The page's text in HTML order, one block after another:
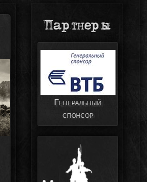
Партнеры
Генеральный
спонсор